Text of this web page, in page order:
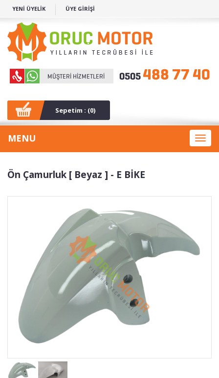
YENİ ÜYELİK ÜYE GİRİŞİ
Sepetim : (0)
Toggle
MENU
Ön Çamurluk [ Beyaz ] - E BİKE